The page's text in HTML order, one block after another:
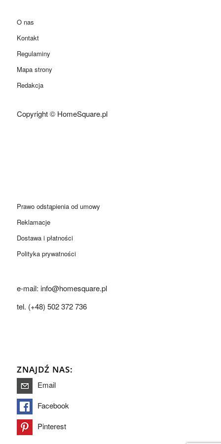
O nas
Kontakt
Regulaminy
Mapa strony
Redakcja
Copyright © HomeSquare.pl
Prawo odstąpienia od umowy
Reklamacje
Dostawa i płatności
Polityka prywatności
e-mail: info@homesquare.pl
tel. (+48) 502 372 736
ZNAJDŹ NAS:
Email
Facebook
Pinterest